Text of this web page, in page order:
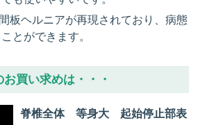
板ヘルニアが再現されており、病態
とができます。
買い求めは・・・
脊椎全体 等身大 起始停止部表